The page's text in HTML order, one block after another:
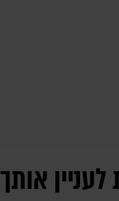
אותך